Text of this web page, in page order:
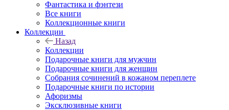
Фантастика и фэнтези
Все книги
Коллекционные книги
Коллекции
Назад
Коллекции
Подарочные книги для мужчин
Подарочные книги для женщин
Собрания сочинений в кожаном переплете
Подарочные книги по истории
Афоризмы
Эксклюзивные книги